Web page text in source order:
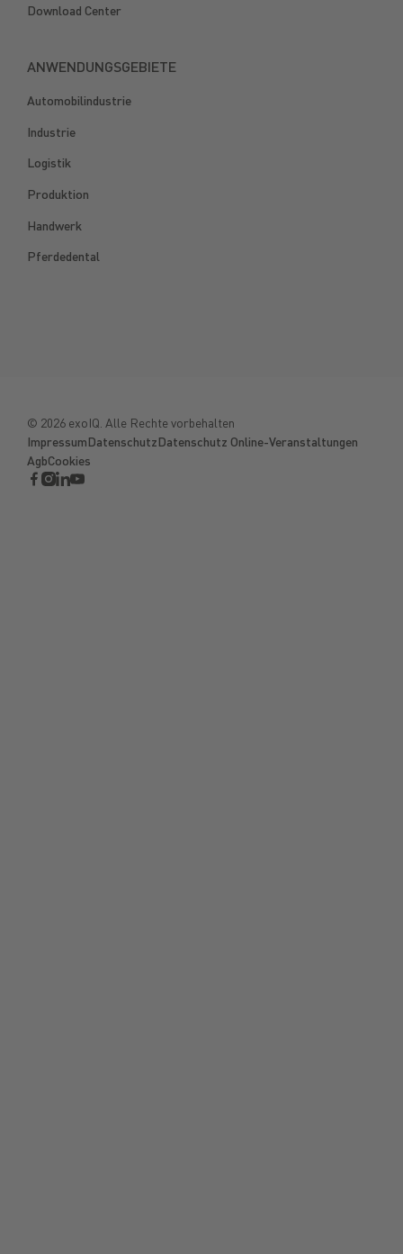
Download Center
ANWENDUNGSGEBIETE
Automobilindustrie
Industrie
Logistik
Produktion
Handwerk
Pferdedental
© 2026exoIQ. Alle Rechte vorbehalten
ImpressumDatenschutzDatenschutz Online-Veranstaltungen
AgbCookies